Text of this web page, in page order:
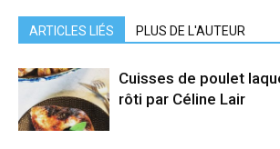
ARTICLES LIÉS PLUS DE L'AUTEUR
Cuisses de poulet
rôti par Céline Lair